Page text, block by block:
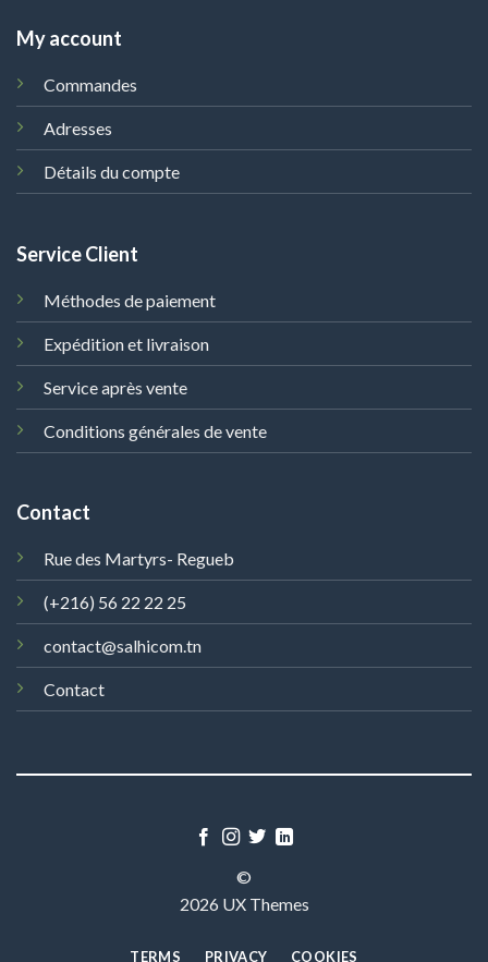
My account
Commandes
Adresses
Détails du compte
Service Client
Méthodes de paiement
Expédition et livraison
Service après vente
Conditions générales de vente
Contact
Rue des Martyrs- Regueb
(+216) 56 22 22 25
contact@salhicom.tn
Contact
©
2026 UX Themes
TERMS PRIVACY COOKIES